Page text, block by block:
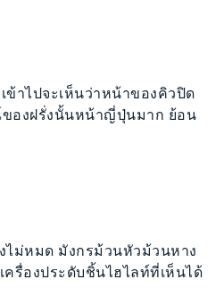
ข้าไปจะเห็นว่าหน้าของคิวปิด
องฝรั่งนั้นหน้าญี่ปุ่นมาก ย้อน
ไม่หมด มังกรม้วนหัวม้วนหาง
ครื่องประดับชิ้นไฮไลท์ที่เห็นได้